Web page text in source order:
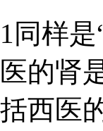
1同样
医的肾
括西医